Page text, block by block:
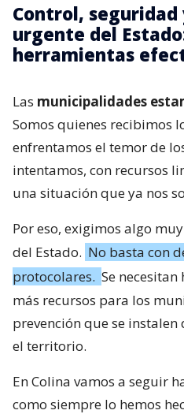
Control, seguridad
urgente del
herramientas
Las municipalidades
Somos quienes recibimos
enfrentamos el temor de
intentamos, con recursos
una situación que ya nos
Por eso, exigimos algo
del Estado. No basta con
protocolares. Se
más recursos para los
prevención que se
el territorio.
En Colina vamos a seguir
como siempre lo hemos